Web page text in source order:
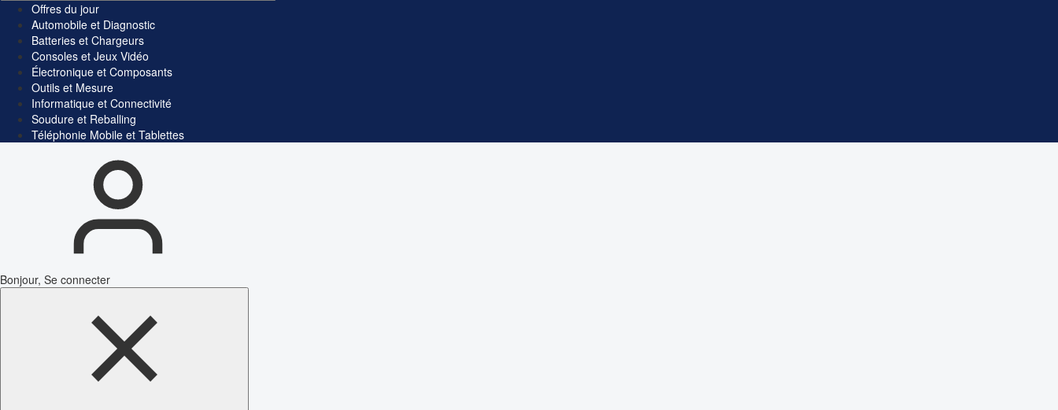
Offres du jour
Automobile et Diagnostic
Batteries et Chargeurs
Consoles et Jeux Vidéo
Électronique et Composants
Outils et Mesure
Informatique et Connectivité
Soudure et Reballing
Téléphonie Mobile et Tablettes
Bonjour, Se connecter